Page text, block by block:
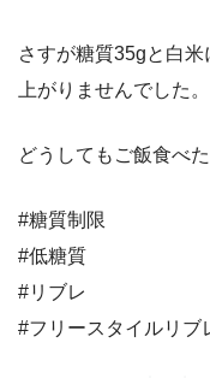
さすが糖質35gと白
上がりませんでした。
どうしてもご飯食べ
#糖質制限
#低糖質
#リブレ
#フリースタイルリブ